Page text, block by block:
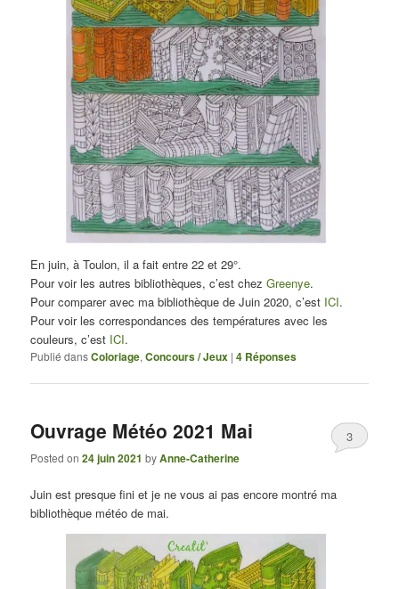
En juin, à Toulon, il a fait entre 22 et 29°.
Pour voir les autres bibliothèques, c’est chezGreenye.
Pour comparer avec ma bibliothèque de Juin 2020, c’est ICI.
Pour voir les correspondances des températures avec les
couleurs, c’est ICI.
Publié dansColoriage,Concours / Jeux |4 Réponses
Ouvrage Météo 2021 Mai
Posted on24 juin 2021 byAnne-Catherine
3
Juin est presque fini et je ne vous ai pas encore montré ma
bibliothèque météo de mai.